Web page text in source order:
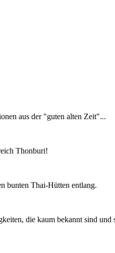
aus der "guten alten Zeit"...
Thonburi!
bunten Thai-Hütten entlang.
die kaum bekannt sind